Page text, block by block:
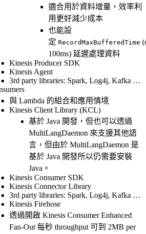
適合用於資料增量，效率利
用更好減少成本
也能設
定 RecordMaxBufferedTime
100ms) 延遲處理資料
Kinesis Producer SDK
Kinesis Agent
3rd party libraries: Spark, Log4j, Kafka …
與 Lambda 的組合和應用情境
Kinesis Client Library (KCL)
基於 Java 開發，但也可以透過
MultiLangDaemon 來支援其他語
言，但由於 MultiLangDaemon 是
基於 Java 開發所以仍需要安裝
Java。
Kinesis Consumer SDK
Kinesis Connector Library
3rd party libraries: Spark, Log4j, Kafka …
Kinesis Firehose
透過開啟 Kinesis Consumer Enhanced
Fan-Out 每秒 throughput 可到 2MB per